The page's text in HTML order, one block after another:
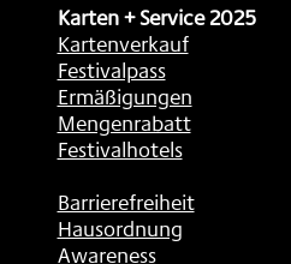
Karten + Service 2025
Kartenverkauf
Festivalpass
Ermäßigungen
Mengenrabatt
Festivalhotels
Barrierefreiheit
Hausordnung
Awareness